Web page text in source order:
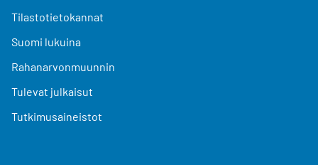
Tilastotietokannat
Suomi lukuina
Rahanarvonmuunnin
Tulevat julkaisut
Tutkimusaineistot